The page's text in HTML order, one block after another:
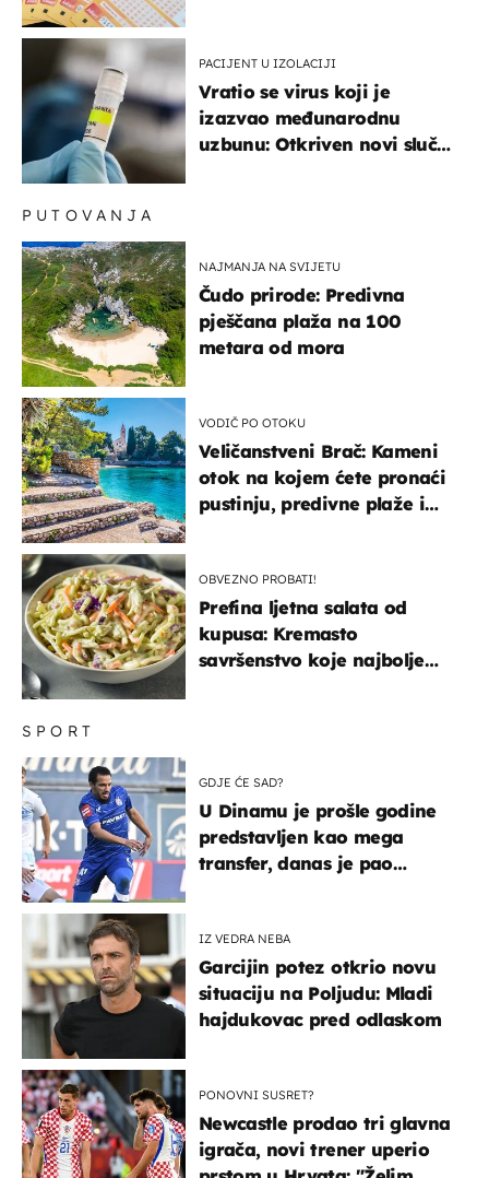
PACIJENT U IZOLACIJI
Vratio se virus koji je
izazvao međunarodnu
uzbunu: Otkriven novi slučaj
SPORT
GDJE ĆE SAD?
U Dinamu je prošle godine
predstavljen kao mega
transfer, danas je pao
IZ VEDRA NEBA
Garcijin potez otkrio novu
situaciju na Poljudu: Mladi
hajdukovac pred odlaskom
PONOVNI SUSRET?
Newcastle prodao tri glavna
igrača, novi trener uperio
PUTOVANJA
NAJMANJA NA SVIJETU
Čudo prirode: Predivna
pješčana plaža na 100
metara od mora
VODIČ PO OTOKU
Veličanstveni Brač: Kameni
otok na kojem ćete pronaći
pustinju, predivne plaže i
OBVEZNO PROBATI!
Prefina ljetna salata od
kupusa: Kremasto
savršenstvo koje najbolje